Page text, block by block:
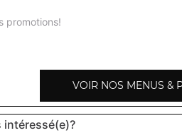
promotions!
VOIR NOS MENUS &
intéressé(e)?